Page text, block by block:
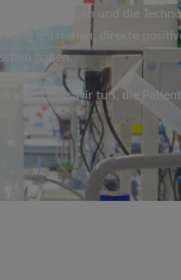
das Wissen und die
entstehen, direkte
haben.
allem, was wir tun, die